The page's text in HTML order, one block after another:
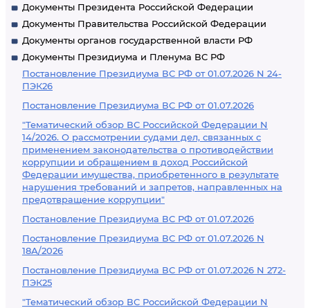
Документы Президента Российской Федерации
Документы Правительства Российской Федерации
Документы органов государственной власти РФ
Документы Президиума и Пленума ВС РФ
Постановление Президиума ВС РФ от 01.07.2026 N 24-
ПЭК26
Постановление Президиума ВС РФ от 01.07.2026
"Тематический обзор ВС Российской Федерации N
14/2026. О рассмотрении судами дел, связанных с
применением законодательства о противодействии
коррупции и обращением в доход Российской
Федерации имущества, приобретенного в результате
нарушения требований и запретов, направленных на
предотвращение коррупции"
Постановление Президиума ВС РФ от 01.07.2026
Постановление Президиума ВС РФ от 01.07.2026 N
18А/2026
Постановление Президиума ВС РФ от 01.07.2026 N 272-
ПЭК25
"Тематический обзор ВС Российской Федерации N